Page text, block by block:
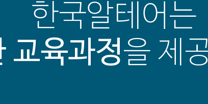
한국알테어는
교육과정을 제